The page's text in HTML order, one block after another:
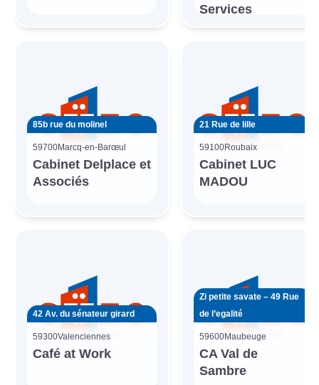
Services
85b rue du molinel
59700Marcq-en-Barœul
Cabinet Delplace et
Associés
21 Rue de lille
59100Roubaix
Cabinet LUC
MADOU
42 Av. du sénateur girard
59300Valenciennes
Café at Work
Zi petite savate – 49 Rue
de l’egalité
59600Maubeuge
CA Val de
Sambre